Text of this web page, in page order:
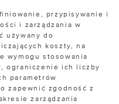
przypisywanie i
i zarządzania w
używany do
koszty, na
wymogu stosowania
ograniczenie ich liczby
parametrów
zapewnić zgodność z
zarządzania